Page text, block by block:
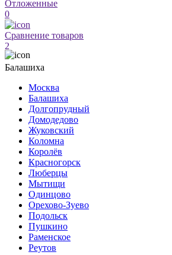
Отложенные
0
Сравнение товаров
2
Балашиха
Москва
Балашиха
Долгопрудный
Домодедово
Жуковский
Коломна
Королёв
Красногорск
Люберцы
Мытищи
Одинцово
Орехово-Зуево
Подольск
Пушкино
Раменское
Реутов